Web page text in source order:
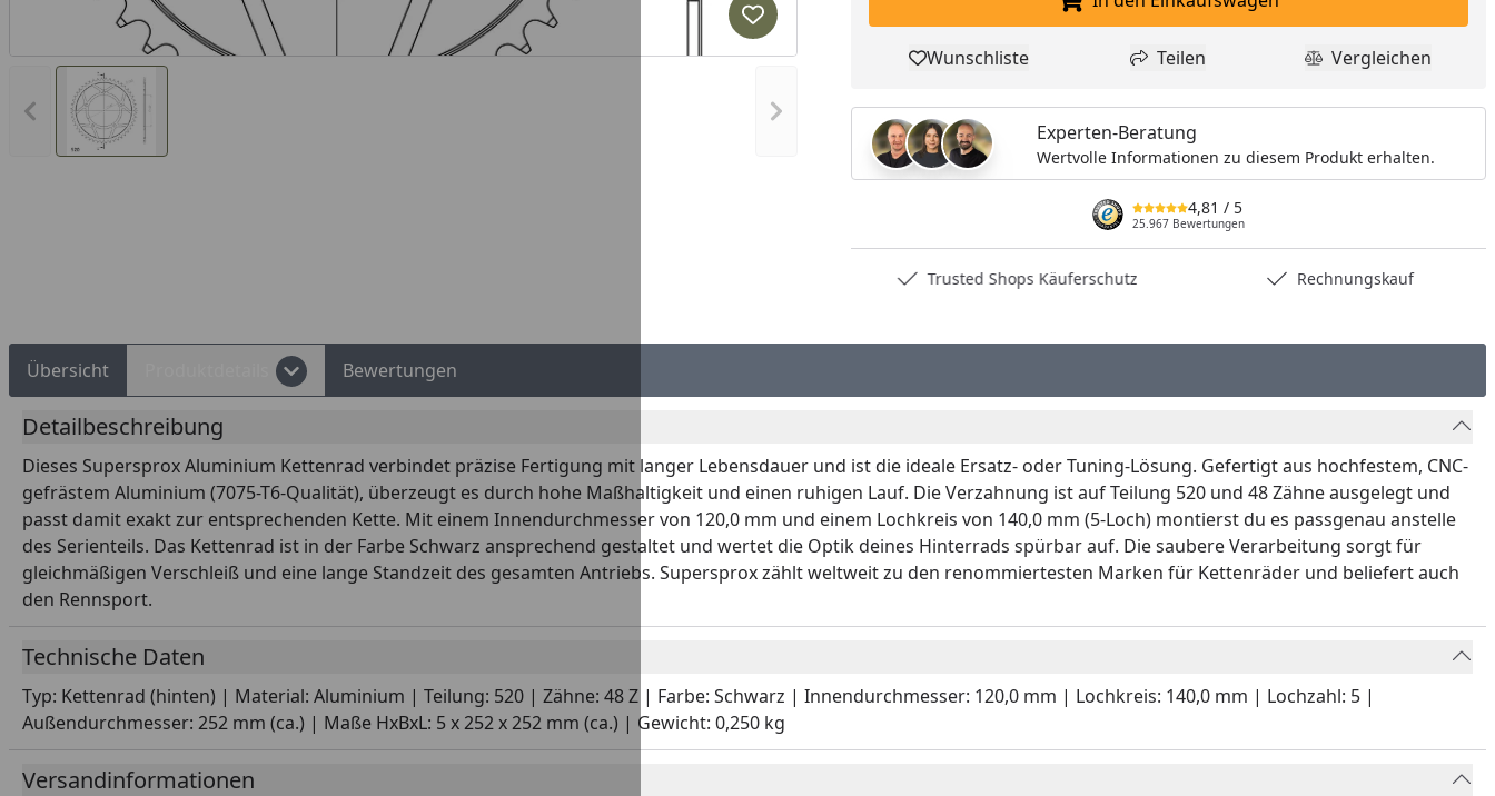
Vorheriges Bild anzeigen Nächstes Bild anzeigen
Produkt zur Wunschliste hinzufügen
In den Einkaufswagen legen
Produkt zur Wunschliste hinzufügen
Wunschliste Teilen
Teilen Produkt
Vergleichen
Experten-Beratung
Wertvolle Informationen zu diesem Produkt erhalten.
4,81 / 5
25.967 Bewertungen
Trusted Shops Käuferschutz Rechnungskauf
Übersicht Bewertungen
Detailbeschreibung
Dieses Supersprox Aluminium Kettenrad verbindet präzise Fertigung mit langer Lebensdauer und ist die ideale Ersatz- oder Tuning-Lösung. Gefertigt aus hochfestem, CNC-
gefrästem Aluminium (7075-T6-Qualität), überzeugt es durch hohe Maßhaltigkeit und einen ruhigen Lauf. Die Verzahnung ist auf Teilung 520 und 48 Zähne ausgelegt und
passt damit exakt zur entsprechenden Kette. Mit einem Innendurchmesser von 120,0 mm und einem Lochkreis von 140,0 mm (5-Loch) montierst du es passgenau anstelle
des Serienteils. Das Kettenrad ist in der Farbe Schwarz ansprechend gestaltet und wertet die Optik deines Hinterrads spürbar auf. Die saubere Verarbeitung sorgt für
gleichmäßigen Verschleiß und eine lange Standzeit des gesamten Antriebs. Supersprox zählt weltweit zu den renommiertesten Marken für Kettenräder und beliefert auch
den Rennsport.
Technische Daten
Typ: Kettenrad (hinten) | Material: Aluminium | Teilung: 520 | Zähne: 48 Z | Farbe: Schwarz | Innendurchmesser: 120,0 mm | Lochkreis: 140,0 mm | Lochzahl: 5 |
Außendurchmesser: 252 mm (ca.) | Maße HxBxL: 5 x 252 x 252 mm (ca.) | Gewicht: 0,250 kg
Versandinformationen